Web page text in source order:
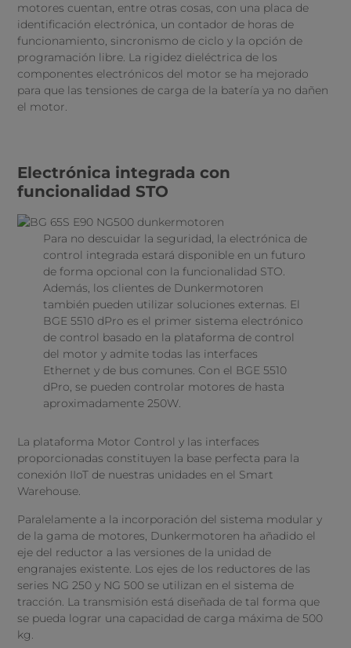
motores cuentan, entre otras cosas, con una placa de
identificación electrónica, un contador de horas de
funcionamiento, sincronismo de ciclo y la opción de
programación libre. La rigidez dieléctrica de los
componentes electrónicos del motor se ha mejorado
para que las tensiones de carga de la batería ya no dañen
el motor.
Electrónica integrada con
funcionalidad STO
Para no descuidar la seguridad, la electrónica de
control integrada estará disponible en un futuro
de forma opcional con la funcionalidad STO.
Además, los clientes de Dunkermotoren
también pueden utilizar soluciones externas. El
BGE 5510 dPro es el primer sistema electrónico
de control basado en la plataforma de control
del motor y admite todas las interfaces
Ethernet y de bus comunes. Con el BGE 5510
dPro, se pueden controlar motores de hasta
aproximadamente 250W.
La plataforma Motor Control y las interfaces
proporcionadas constituyen la base perfecta para la
conexión IIoT de nuestras unidades en el Smart
Warehouse.
Paralelamente a la incorporación del sistema modular y
de la gama de motores, Dunkermotoren ha añadido el
eje del reductor a las versiones de la unidad de
engranajes existente. Los ejes de los reductores de las
series NG 250 y NG 500 se utilizan en el sistema de
tracción. La transmisión está diseñada de tal forma que
se pueda lograr una capacidad de carga máxima de 500
kg.